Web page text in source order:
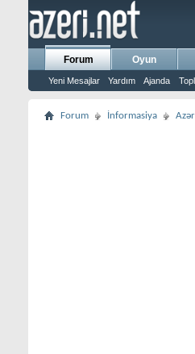
Forum
Yeni Mesajlar Yardım Ajanda
Oyun
Forum İnformasiya